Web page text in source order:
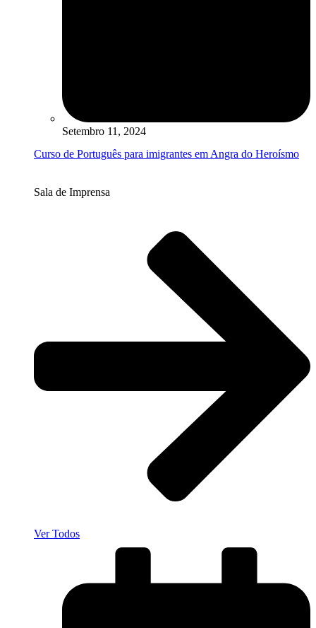
Setembro 11, 2024
Curso de Português para imigrantes em Angra do Heroísmo
Sala de Imprensa
Ver Todos